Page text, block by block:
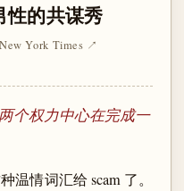
性的共谋秀
York Times ↗
个权力中心在完成一
温情词汇给 scam 了。